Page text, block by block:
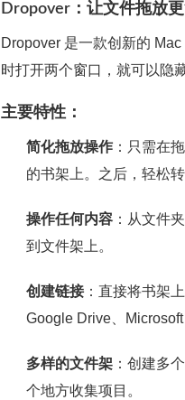
Dropover：让文件拖放
Dropover 是一款创新的
时打开两个窗口，就可以隐
主要特性：
简化拖放操作 ：只需在
的书架上。之后，轻松
操作任何内容 ：从文件
到文件架上。
创建链接：直接将书架
Google Drive、
多样的文件架 ：创建多
个地方收集项目。